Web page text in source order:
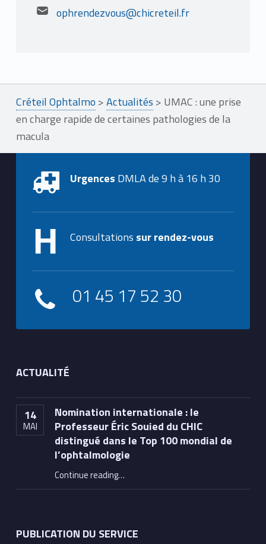
Email address:
ophrendezvous@chicreteil.fr
Créteil Ophtalmo >Actualités > UMAC : une prise
en charge rapide de certaines pathologies de la
macula
Urgences DMLA de 9 h à 16 h 30
Consultations sur rendez-vous
01 45 17 52 30
ACTUALITÉ
14
MAI
Nomination internationale : le
Professeur Éric Souied du CHIC
distingué dans le Top 100 mondial de
l’ophtalmologie
Continue reading“Nomination internationale : le Professeur Éric Souied du CHIC distingué dans le Top 100 mondial de l’ophtalmologie”
…
PUBLICATION DU SERVICE